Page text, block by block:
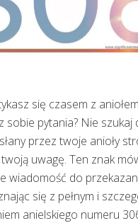
się czasem z
sobie pytania? Nie szukaj
przez twoje anioły
uwagę. Ten znak
wiadomość do
się z pełnym i
anielskiego numeru